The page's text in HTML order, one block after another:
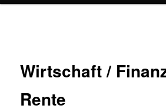
Wirtschaft /
Rente